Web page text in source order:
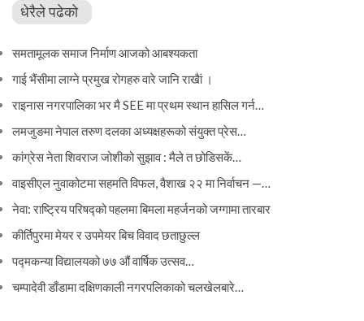
धेरैले पढेको
समतामूलक समाज निर्माण आजको आबश्यकता
गाई भैंसीमा लाग्ने प्रमुख रोगहरु वारे जानि राखैां ।
राइनास नगरपालिका भर मै SEE मा प्रथम स्थान हासिल गर्न…
लमजुङमा नेपाल तरुण दलका अध्यक्षहरूको संयुक्त प्रेस…
कांग्रेस नेता शिवराज जोशीको सुझाव : मैले त छोडिसकें…
वाइसीएल नुवाकोटमा सहमति विफल, वैशाख २२ मा निर्वाचन —…
नेवा: राष्ट्रिय परिषद्को पहलमा बिमला महर्जनको जग्गामा तारबार
कीर्तिपुरमा मेयर र उपमेयर बिच विवाद छताछुल्ल
पद्मकन्या विद्यालयको ७७ औं ‌‌वार्षिक ‌उत्सव…
चम्पादेवी डाँडामा दक्षिणकाली नगरपलिकाको चलखेलबारे…